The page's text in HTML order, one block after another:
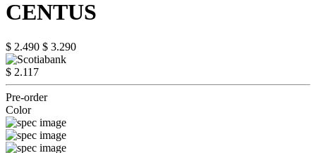
CENTUS
$ 2.490 $ 3.290
$ 2.117
Pre-order
Color